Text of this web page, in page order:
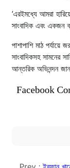
‘এরইমধ্যে আমরা
সাংবাদিক এবং একজন
পাশাপাশি মাঠ পর্যায়ে
সাংবাদিকসহ সামনের
আন্তরিক অভিনন্দন
Facebook